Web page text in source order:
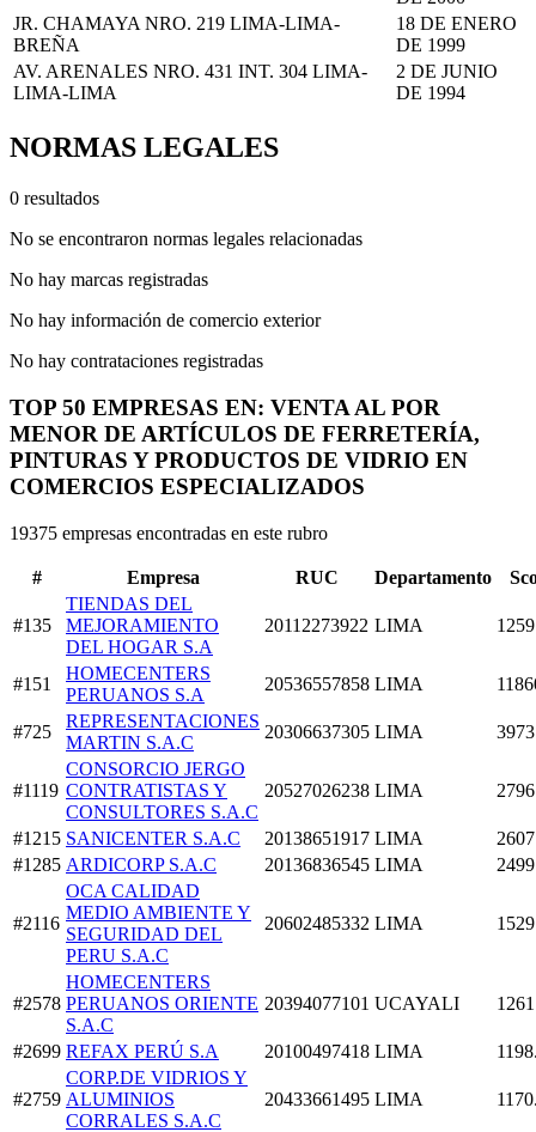
JR. CHAMAYA NRO. 219 LIMA-LIMA-
BREÑA
18 DE ENERO
DE 1999
AV. ARENALES NRO. 431 INT. 304 LIMA-
LIMA-LIMA
2 DE JUNIO
DE 1994
NORMAS LEGALES
0 resultados
No se encontraron normas legales relacionadas
No hay marcas registradas
No hay información de comercio exterior
No hay contrataciones registradas
TOP 50 EMPRESAS EN: VENTA AL POR
MENOR DE ARTÍCULOS DE FERRETERÍA,
PINTURAS Y PRODUCTOS DE VIDRIO EN
COMERCIOS ESPECIALIZADOS
19375 empresas encontradas en este rubro
# Empresa RUC Departamento
#135
TIENDAS DEL
MEJORAMIENTO
DEL HOGAR S.A
20112273922 LIMA
#151
HOMECENTERS
PERUANOS S.A
20536557858 LIMA
#725
REPRESENTACIONES
MARTIN S.A.C
20306637305 LIMA
#1119
CONSORCIO JERGO
CONTRATISTAS Y
CONSULTORES S.A.C
20527026238 LIMA
#1215 SANICENTER S.A.C 20138651917 LIMA
#1285 ARDICORP S.A.C 20136836545 LIMA
#2116
OCA CALIDAD
MEDIO AMBIENTE Y
SEGURIDAD DEL
PERU S.A.C
20602485332 LIMA
#2578
HOMECENTERS
PERUANOS ORIENTE
S.A.C
20394077101 UCAYALI
#2699 REFAX PERÚ S.A 20100497418 LIMA
#2759
CORP.DE VIDRIOS Y
ALUMINIOS
CORRALES S.A.C
20433661495 LIMA